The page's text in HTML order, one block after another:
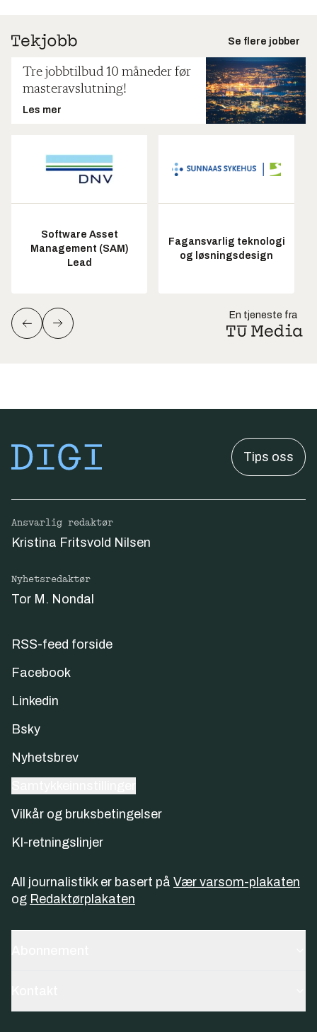
Se flere jobber
Tre jobbtilbud 10 måneder før
masteravslutning!
Les mer
Software Asset
Management (SAM)
Lead
Fagansvarlig teknologi
og løsningsdesign
En tjeneste fra
Tips oss
Ansvarlig redaktør
Kristina Fritsvold Nilsen
Nyhetsredaktør
Tor M. Nondal
RSS-feed forside
Facebook
Linkedin
Bsky
Nyhetsbrev
Vilkår og bruksbetingelser
KI-retningslinjer
All journalistikk er basert på Vær varsom-plakaten
og Redaktørplakaten